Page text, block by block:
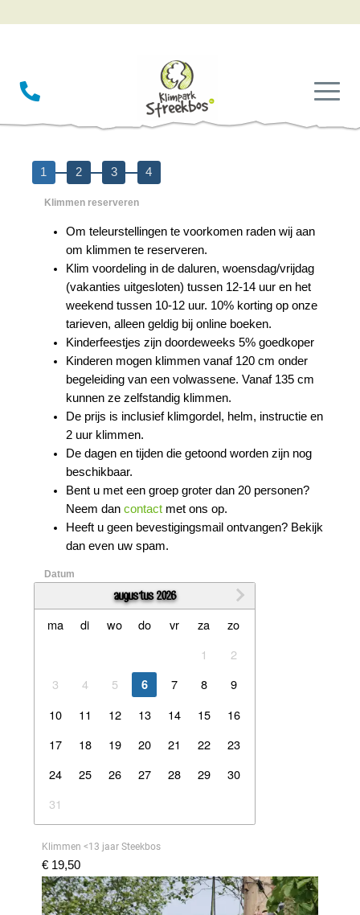
1 2 3 4
Klimmen reserveren
Om teleurstellingen te voorkomen raden wij aan
om klimmen te reserveren.
Klim voordeling in de daluren, woensdag/vrijdag
(vakanties uitgesloten) tussen 12-14 uur en het
weekend tussen 10-12 uur. 10% korting op onze
tarieven, alleen geldig bij online boeken.
Kinderfeestjes zijn doordeweeks 5% goedkoper
Kinderen mogen klimmen vanaf 120 cm onder
begeleiding van een volwassene. Vanaf 135 cm
kunnen ze zelfstandig klimmen.
De prijs is inclusief klimgordel, helm, instructie en
2 uur klimmen.
De dagen en tijden die getoond worden zijn nog
beschikbaar.
Bent u met een groep groter dan 20 personen?
Neem dan contactmet ons op.
Heeft u geen bevestigingsmail ontvangen? Bekijk
dan even uw spam.
Datum
augustus 2026
maandag
ma dinsdag
di woensdag
wo donderdag
do vrijdag
vr zaterdag
za zondag
zo
1
2
3
4 5 6 7 8
9
10
11 12 13 14 15
16
17
18 19 20 21 22
23
24
25 26 27 28 29
30
31
Klimmen <13 jaar Steekbos
€ 19,50